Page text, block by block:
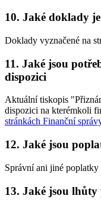
10. Jaké doklady
Doklady vyznačené na
11. Jaké jsou
dispozici
Aktuální tiskopis
dispozici na kterémkoli
stránkách Finanční
12. Jaké jsou
Správní ani jiné poplatky
13. Jaké jsou